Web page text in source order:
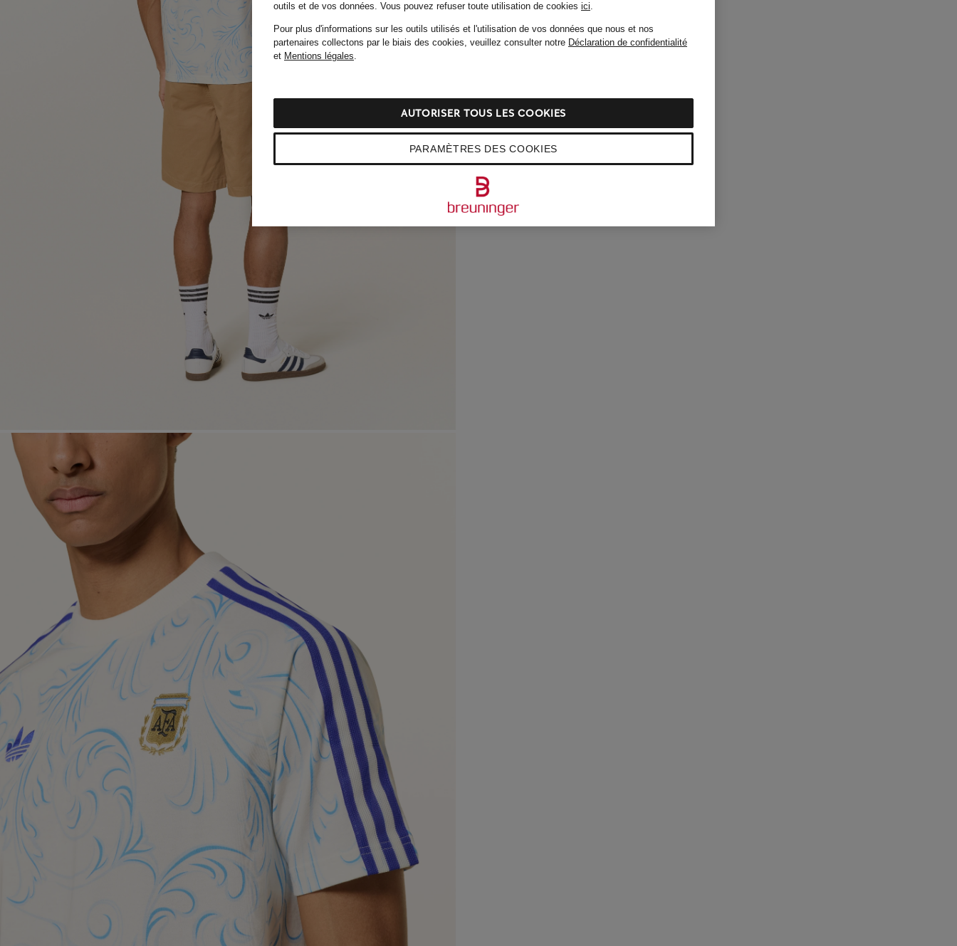
outils et de vos données. Vous pouvez refuser toute utilisation de cookies ici.
Pour plus d'informations sur les outils utilisés et l'utilisation de vos données que nous et nos
partenaires collectons par le biais des cookies, veuillez consulter notre Déclaration de confidentialité
et Mentions légales.
PARAMÈTRES DES COOKIES
AUTORISER TOUS LES COOKIES